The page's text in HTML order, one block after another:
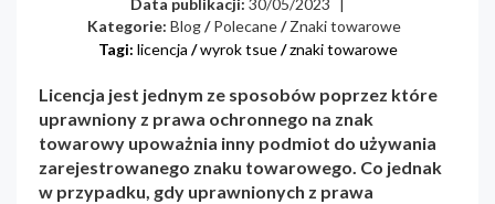
Data publikacji: 30/05/2023 |
Kategorie: Blog/Polecane/Znaki towarowe
Tagi: licencja /wyrok tsue/znaki towarowe
Licencja jest jednym ze sposobów poprzez które
uprawniony z prawa ochronnego na znak
towarowy upoważnia inny podmiot do używania
zarejestrowanego znaku towarowego. Co jednak
w przypadku, gdy uprawnionych z prawa